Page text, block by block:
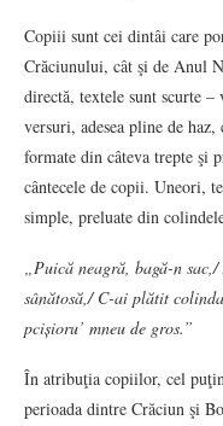
Copiii sunt cei dintâi care
Crăciunului, cât şi de Anul
directă, textele sunt scurte –
versuri, adesea pline de
formate din câteva trepte şi
cântecele de copii. Uneori,
simple, preluate din
„Puică neagră, bagă-n
sânătosă,/ C-ai plătit
pcișioru’ mneu de gros.”
În atribuţia copiilor, cel
perioada dintre Crăciun şi